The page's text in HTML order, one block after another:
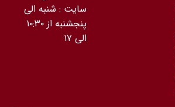
سایت : شنبه الی
پنجشنبه از ۱۰:۳۰
الی ۱۷